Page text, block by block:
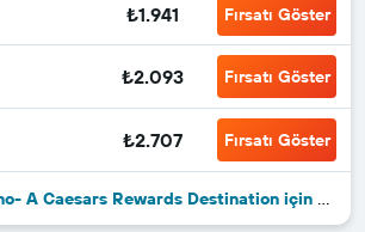
₺1.941 Fırsatı Göster
₺2.093 Fırsatı Göster
₺2.707 Fırsatı Göster
Silver Legacy Reno- A Caesars Rewards Destination için diğer 46fırsat